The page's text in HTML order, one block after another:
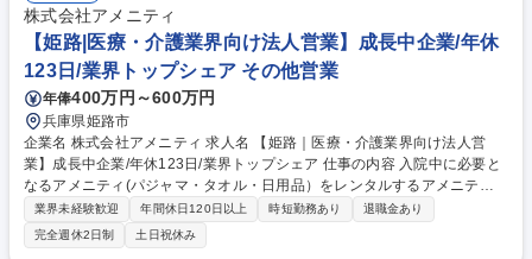
で、患者様、利用者様へのサービス向上に直結する為、大変やりがいのあ
るお仕事です。 ★2007年の設立以来、従業員数2,600名を超える企業に成
長した優良企業！ 募集職種 【仙台｜医療・介護業界向け法人営業】成長
中企業/年休123日/業界トップシェア
株式会社アメニティ
【姫路|医療・介護業界向け法人営業】成長中企業/年休
123日/業界トップシェア その他営業
年俸400万円～600万円
兵庫県姫路市
企業名 株式会社アメニティ 求人名 【姫路｜医療・介護業界向け法人営
業】成長中企業/年休123日/業界トップシェア 仕事の内容 入院中に必要と
なるアメニティ(パジャマ・タオル・日用品）をレンタルするアメニティ
サポートシステムを提供している当社にて、病院・介護施設向けの提案営
業をお任せ致します。 アメニティのレンタルサービスの提案だけでなく、
人材派遣・紹介等幅広く事業展開しているため、多角的に提案ができるこ
業界未経験歓迎 年間休日120日以上 時短勤務あり
退職金あり
完全週休2日制
土日祝休み